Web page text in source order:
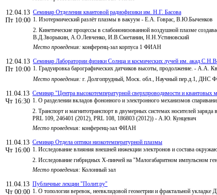
12.04.13
Пт 10:00
Семинар Отделения квантовой радиофизики им. Н.Г. Басова
1. Изотермический разлёт плазмы в вакуум - Е.А. Говрас, В.Ю.Быченков
2. Кинетические процессы в слабоионизованной воздушной плазме
В.Д.Зворыкин, А.О.Левченко, И.В.Сметанин, Н.Н.Устиновский
Место проведения: конференц-зал корпуса 1 ФИАН
12.04.13
Пт 10:00
Семинар Лаборатории физики Солнца и космических лучей им.
1. Градуировка барографических датчиков высоты, продолжение. -
Место проведения: г. Долгопрудный, Моск. обл., Научный пер.д.1,
11.04.13
Чт 16:30
Семинар "Центра высокотемпературной сверхпроводимости и квантовых
1. О разделении вкладов фононного и электронного механизмов
2. Транспорт и магнитотранспорт в двумерных системах носителей
PRL 109, 246401 (2012), PRL 108, 186803 (2012)) - А.Ю. Кунцевич
Место проведения: конференц-зал ФИАН
11.04.13
Чт 16:00
Семинар Отдела оптики низкотемпературной плазмы
1. Исследование влияния внешней инжекции электронов и состава
2. Исследование гибридных X-пинчей на "Малогабаритном импульсном
Место проведения: Колонный зал
11.04.13
Чт 00:00
Публичные лекции "Полит.ру"
1. О топологии веревок, неевклидовой геометрии и фрактальной